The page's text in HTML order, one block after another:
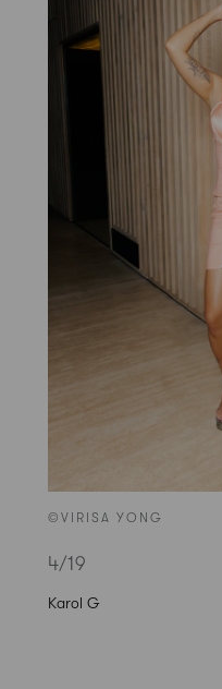
©VIRISA YONG
4/19
Karol G